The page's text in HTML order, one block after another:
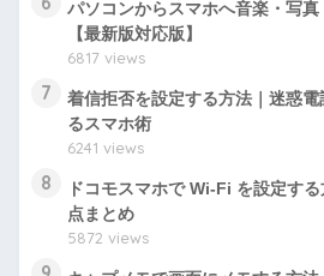
パソコンからスマホへ音楽・写
【最新版対応版】
6817 views
7
着信拒否を設定する方法｜迷惑
るスマホ術
6241 views
8
ドコモスマホで Wi-Fi を設定す
点まとめ
5872 views